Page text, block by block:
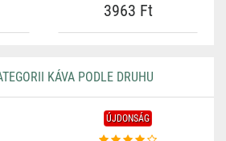
3963 Ft
KÁVA PODLE DRUHU
ÚJDONSÁG